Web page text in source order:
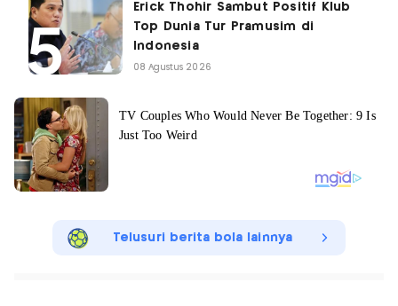
Erick Thohir Sambut Positif Klub
Top Dunia Tur Pramusim di
Indonesia
08 Agustus 2026
Telusuri berita bola lainnya